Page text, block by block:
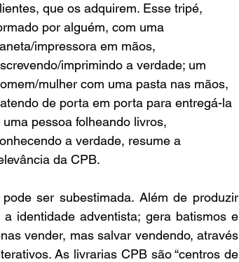
que os adquirem. Esse tripé,
por alguém, com uma
impressora em mãos,
imprimindo a verdade; um
mulher com uma pasta nas mãos,
de porta em porta para entregá-la
uma pessoa folheando livros,
a verdade, resume a
da CPB.
ser subestimada. Além de produzir
identidade adventista; gera batismos e
vender, mas salvar vendendo, através
As livrarias CPB são “centros de